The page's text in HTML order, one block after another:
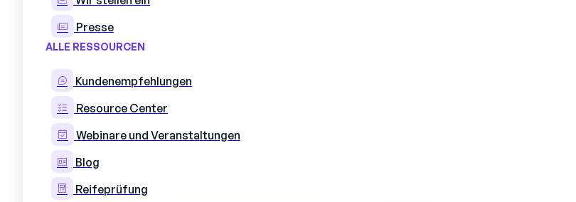
Presse
ALLE RESSOURCEN
Kundenempfehlungen
Resource Center
Webinare und Veranstaltungen
Blog
Reifeprüfung